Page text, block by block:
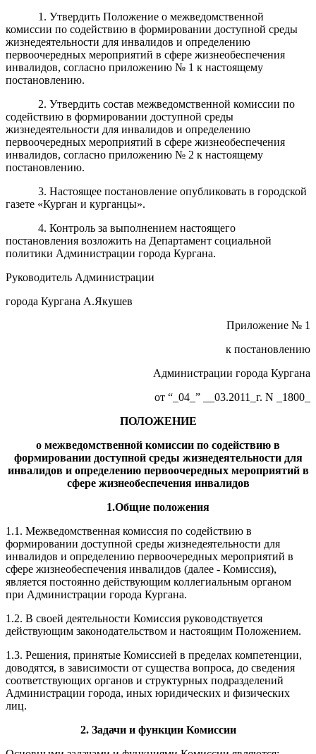
1. Утвердить Положение о межведомственной
комиссии по содействию в формировании доступной среды
жизнедеятельности для инвалидов и определению
первоочередных мероприятий в сфере жизнеобеспечения
инвалидов, согласно приложению № 1 к настоящему
постановлению.
2. Утвердить состав межведомственной комиссии по
содействию в формировании доступной среды
жизнедеятельности для инвалидов и определению
первоочередных мероприятий в сфере жизнеобеспечения
инвалидов, согласно приложению № 2 к настоящему
постановлению.
3. Настоящее постановление опубликовать в городской
газете «Курган и курганцы».
4. Контроль за выполнением настоящего
постановления возложить на Департамент социальной
политики Администрации города Кургана.
Руководитель Администрации
города Кургана А.Якушев
Приложение № 1
к постановлению
Администрации города Кургана
от “_04_” __03.2011_г. N _1800_
ПОЛОЖЕНИЕ
о межведомственной комиссии по содействию в
формировании доступной среды жизнедеятельности для
инвалидов и определению первоочередных мероприятий в
сфере жизнеобеспечения инвалидов
1.Общие положения
1.1. Межведомственная комиссия по содействию в
формировании доступной среды жизнедеятельности для
инвалидов и определению первоочередных мероприятий в
сфере жизнеобеспечения инвалидов (далее - Комиссия),
является постоянно действующим коллегиальным органом
при Администрации города Кургана.
1.2. В своей деятельности Комиссия руководствуется
действующим законодательством и настоящим Положением.
1.3. Решения, принятые Комиссией в пределах компетенции,
доводятся, в зависимости от существа вопроса, до сведения
соответствующих органов и структурных подразделений
Администрации города, иных юридических и физических
лиц.
2. Задачи и функции Комиссии